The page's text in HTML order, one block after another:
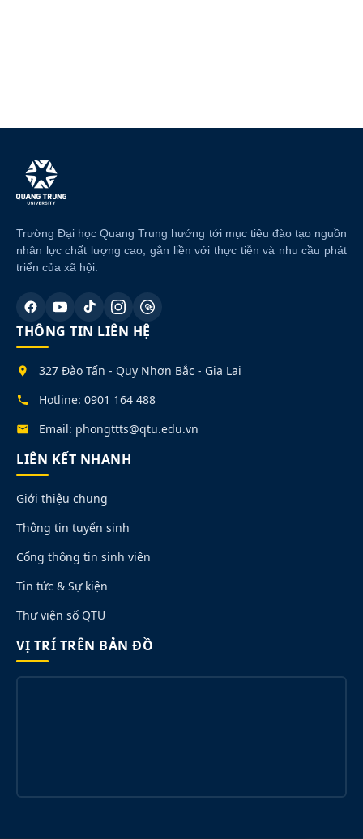
Trường Đại học Quang Trung hướng tới mục tiêu đào tạo nguồn
nhân lực chất lượng cao, gắn liền với thực tiễn và nhu cầu phát
triển của xã hội.
THÔNG TIN LIÊN HỆ
327 Đào Tấn - Quy Nhơn Bắc - Gia Lai
Hotline: 0901 164 488
Email: phongttts@qtu.edu.vn
LIÊN KẾT NHANH
Giới thiệu chung
Thông tin tuyển sinh
Cổng thông tin sinh viên
Tin tức & Sự kiện
Thư viện số QTU
VỊ TRÍ TRÊN BẢN ĐỒ